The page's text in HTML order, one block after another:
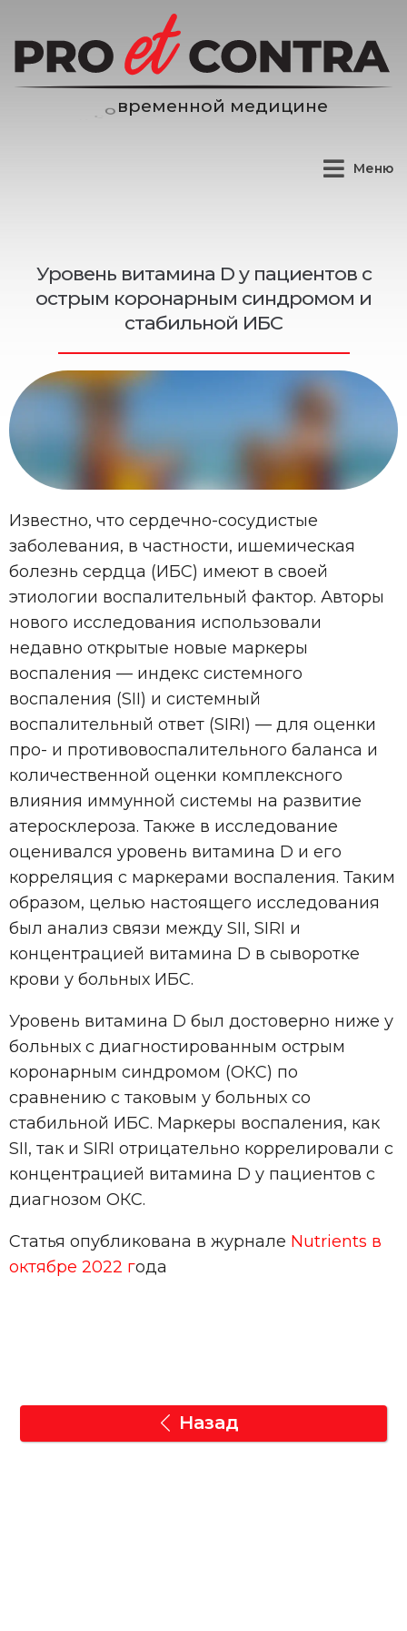
е нной медицине
Меню
Уровень витамина D у пациентов с
острым коронарным синдромом и
стабильной ИБС
Известно, что сердечно-сосудистые
заболевания, в частности, ишемическая
болезнь сердца (ИБС) имеют в своей
этиологии воспалительный фактор. Авторы
нового исследования использовали
недавно открытые новые маркеры
воспаления — индекс системного
воспаления (SII) и системный
воспалительный ответ (SIRI) — для оценки
про- и противовоспалительного баланса и
количественной оценки комплексного
влияния иммунной системы на развитие
атеросклероза. Также в исследование
оценивался уровень витамина D и его
корреляция с маркерами воспаления. Таким
образом, целью настоящего исследования
был анализ связи между SII, SIRI и
концентрацией витамина D в сыворотке
крови у больных ИБС.
Уровень витамина D был достоверно ниже у
больных с диагностированным острым
коронарным синдромом (ОКС) по
сравнению с таковым у больных со
стабильной ИБС. Маркеры воспаления, как
SII, так и SIRI отрицательно коррелировали с
концентрацией витамина D у пациентов с
диагнозом ОКС.
Статья опубликована в журнале Nutrients в
октябре 2022 года
Назад